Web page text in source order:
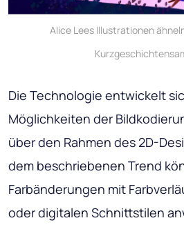
Alice Lees Illustrationen
Die Technologie entwickelt
Möglichkeiten der
über den Rahmen des 2D-
dem beschriebenen Trend
Farbänderungen mit
oder digitalen Schnittstilen